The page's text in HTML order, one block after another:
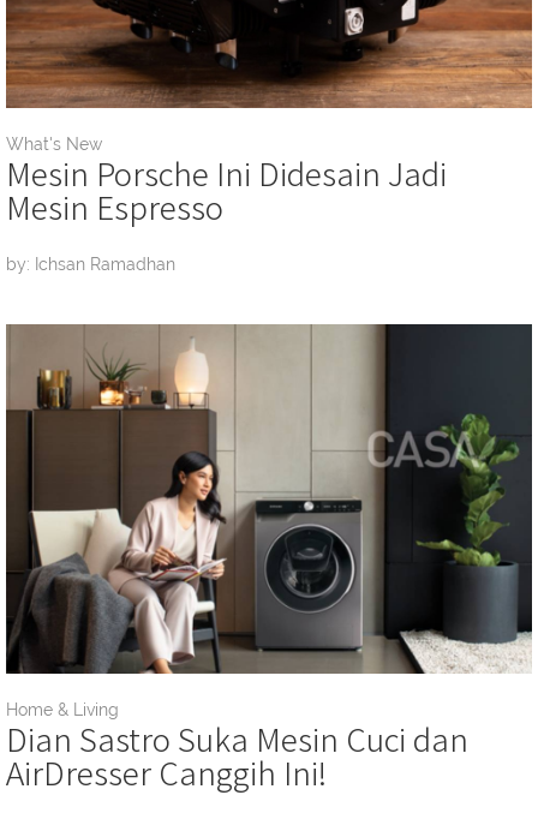
What's New
Mesin Porsche Ini Didesain Jadi
Mesin Espresso
by: Ichsan Ramadhan
Home & Living
Dian Sastro Suka Mesin Cuci dan
AirDresser Canggih Ini!